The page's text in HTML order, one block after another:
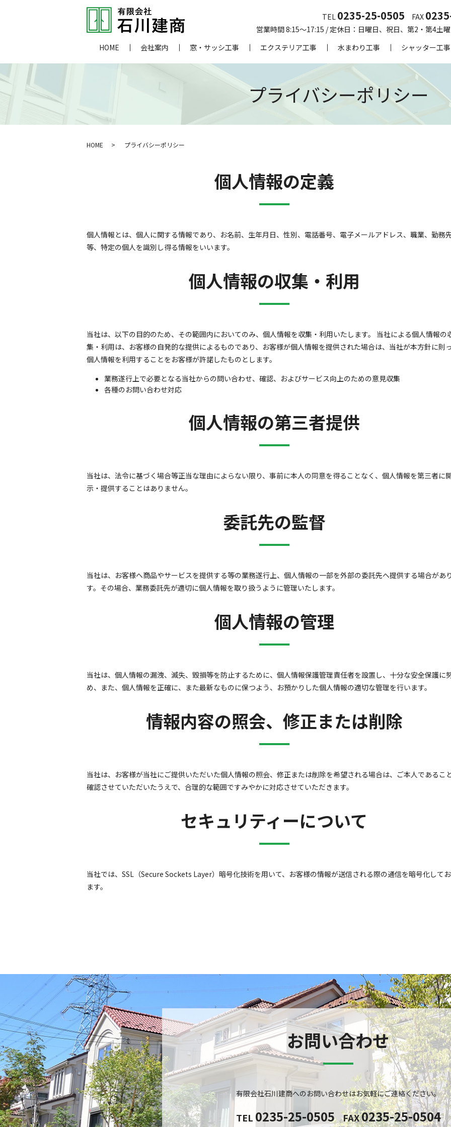
TEL 0235-25-0505 FAX
営業時間 8:15～17:15 / 定休日：日曜日、祝日、第2・第4土
HOME 会社案内 窓・サッシ工事 エクステリア工事 水まわり工事 シャッター工事
プライバシーポリシー
HOME プライバシーポリシー
個人情報の定義
個人情報とは、個人に関する情報であり、お名前、生年月日、性別、電話番号、電子メールアドレス、職業、勤務
等、特定の個人を識別し得る情報をいいます。
個人情報の収集・利用
当社は、以下の目的のため、その範囲内においてのみ、個人情報を収集・利用いたします。 当社による個人情報の
集・利用は、お客様の自発的な提供によるものであり、お客様が個人情報を提供された場合は、当社が本方針に則
個人情報を利用することをお客様が許諾したものとします。
業務遂行上で必要となる当社からの問い合わせ、確認、およびサービス向上のための意見収集
各種のお問い合わせ対応
個人情報の第三者提供
当社は、法令に基づく場合等正当な理由によらない限り、事前に本人の同意を得ることなく、個人情報を第三者に
示・提供することはありません。
委託先の監督
当社は、お客様へ商品やサービスを提供する等の業務遂行上、個人情報の一部を外部の委託先へ提供する場合があ
す。その場合、業務委託先が適切に個人情報を取り扱うように管理いたします。
個人情報の管理
当社は、個人情報の漏洩、滅失、毀損等を防止するために、個人情報保護管理責任者を設置し、十分な安全保護に
め、また、個人情報を正確に、また最新なものに保つよう、お預かりした個人情報の適切な管理を行います。
情報内容の照会、修正または削除
当社は、お客様が当社にご提供いただいた個人情報の照会、修正または削除を希望される場合は、ご本人であるこ
確認させていただいたうえで、合理的な範囲ですみやかに対応させていただきます。
セキュリティーについて
当社では、SSL（Secure Sockets Layer）暗号化技術を用いて、お客様の情報が送信される際の通信を暗号化して
ます。
お問い合わせ
有限会社石川建商へのお問い合わせはお気軽にご連絡ください。
TEL 0235-25-0505 FAX0235-25-0504